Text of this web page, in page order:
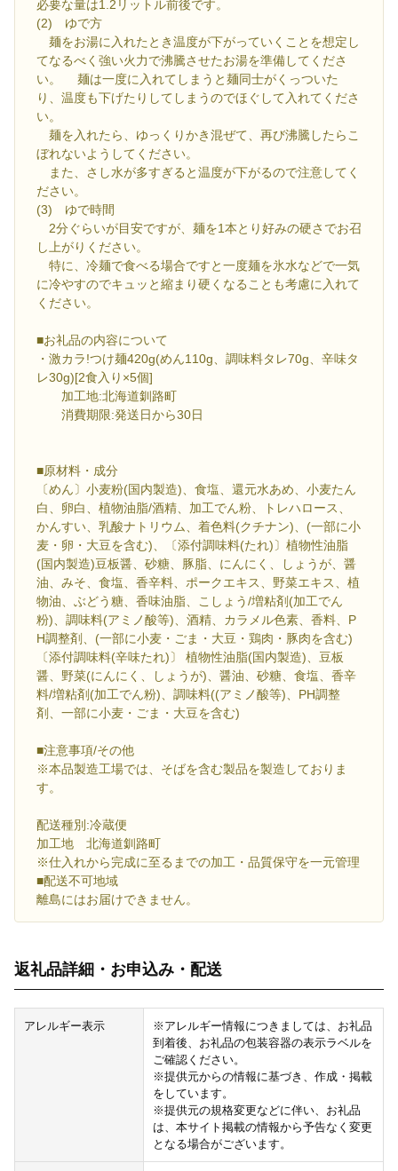
必要な量は1.2リットル前後です。
(2) ゆで方
麺をお湯に入れたとき温度が下がっていくことを想定し
てなるべく強い火力で沸騰させたお湯を準備してくださ
い。 麺は一度に入れてしまうと麺同士がくっついた
り、温度も下げたりしてしまうのでほぐして入れてくださ
い。
麺を入れたら、ゆっくりかき混ぜて、再び沸騰したらこ
ぼれないようしてください。
また、さし水が多すぎると温度が下がるので注意してく
ださい。
(3) ゆで時間
2分ぐらいが目安ですが、麺を1本とり好みの硬さでお召
し上がりください。
特に、冷麺で食べる場合ですと一度麺を氷水などで一気
に冷やすのでキュッと縮まり硬くなることも考慮に入れて
ください。
■お礼品の内容について
・激カラ!つけ麺420g(めん110g、調味料タレ70g、辛味タ
レ30g)[2食入り×5個]
加工地:北海道釧路町
消費期限:発送日から30日
■原材料・成分
〔めん〕小麦粉(国内製造)、食塩、還元水あめ、小麦たん
白、卵白、植物油脂/酒精、加工でん粉、トレハロース、
かんすい、乳酸ナトリウム、着色料(クチナン)、(一部に小
麦・卵・大豆を含む)、〔添付調味料(たれ)〕植物性油脂
(国内製造)豆板醤、砂糖、豚脂、にんにく、しょうが、醤
油、みそ、食塩、香辛料、ポークエキス、野菜エキス、植
物油、ぶどう糖、香味油脂、こしょう/増粘剤(加工でん
粉)、調味料(アミノ酸等)、酒精、カラメル色素、香料、P
H調整剤、(一部に小麦・ごま・大豆・鶏肉・豚肉を含む)
〔添付調味料(辛味たれ)〕 植物性油脂(国内製造)、豆板
醤、野菜(にんにく、しょうが)、醤油、砂糖、食塩、香辛
料/増粘剤(加工でん粉)、調味料((アミノ酸等)、PH調整
剤、一部に小麦・ごま・大豆を含む)
■注意事項/その他
※本品製造工場では、そばを含む製品を製造しておりま
す。
配送種別:冷蔵便
加工地 北海道釧路町
※仕入れから完成に至るまでの加工・品質保守を一元管理
■配送不可地域
離島にはお届けできません。
返礼品詳細・お申込み・配送
アレルギー表示
※アレルギー情報につきましては、お礼品
到着後、お礼品の包装容器の表示ラベルを
ご確認ください。
※提供元からの情報に基づき、作成・掲載
をしています。
※提供元の規格変更などに伴い、お礼品
は、本サイト掲載の情報から予告なく変更
となる場合がございます。